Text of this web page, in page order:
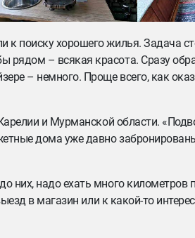
к поиску хорошего жилья. Задача
рядом – всякая красота. Сразу
– немного. Проще всего, как
и Мурманской области.
дома уже давно
них, надо ехать много километров
в магазин или к какой-то